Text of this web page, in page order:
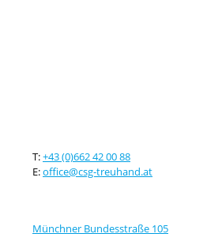
T:+43 (0)662 42 00 88
E:office@csg-treuhand.at
Münchner Bundesstraße 105